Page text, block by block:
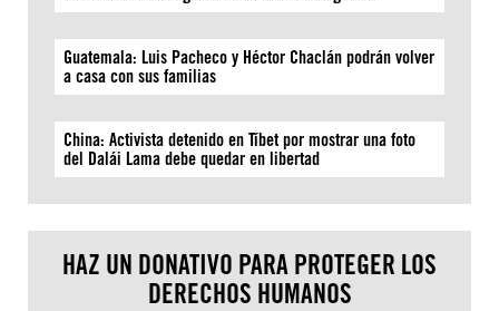
Guatemala: Luis Pacheco y Héctor Chaclán podrán volver
a casa con sus familias
China: Activista detenido en Tíbet por mostrar una foto
del Dalái Lama debe quedar en libertad
HAZ UN DONATIVO PARA PROTEGER LOS
DERECHOS HUMANOS